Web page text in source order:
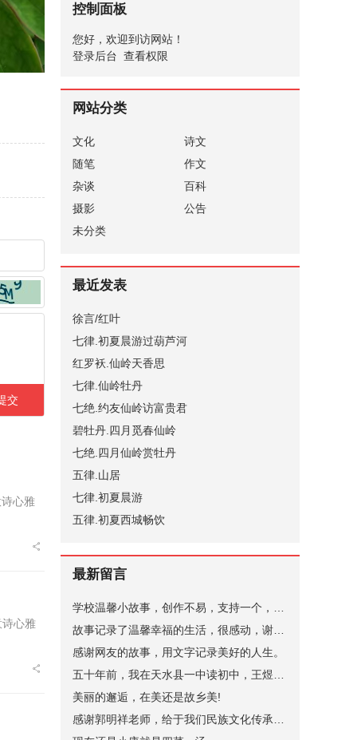
心雅
心雅
控制面板
您好，欢迎到访网站！
登录后台 查看权限
网站分类
文化
诗文
随笔
作文
杂谈
百科
摄影
公告
未分类
最近发表
徐言/红叶
七律.初夏晨游过葫芦河
红罗袄.仙岭天香思
七律.仙岭牡丹
七绝.约友仙岭访富贵君
碧牡丹.四月觅春仙岭
七绝.四月仙岭赏牡丹
五律.山居
七律.初夏晨游
五律.初夏西城畅饮
最新留言
感谢网友的故事，用文字记录美好的人生。
美丽的邂逅，在美还是故乡美!